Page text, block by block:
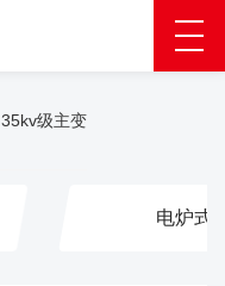
35kv级主变
电炉式